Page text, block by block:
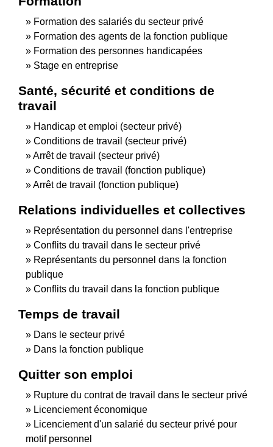
Formation des salariés du secteur privé
Formation des agents de la fonction publique
Formation des personnes handicapées
Stage en entreprise
Santé, sécurité et conditions de
travail
Handicap et emploi (secteur privé)
Conditions de travail (secteur privé)
Arrêt de travail (secteur privé)
Conditions de travail (fonction publique)
Arrêt de travail (fonction publique)
Relations individuelles et collectives
Représentation du personnel dans l'entreprise
Conflits du travail dans le secteur privé
Représentants du personnel dans la fonction
publique
Conflits du travail dans la fonction publique
Temps de travail
Dans le secteur privé
Dans la fonction publique
Quitter son emploi
Rupture du contrat de travail dans le secteur privé
Licenciement économique
Licenciement d'un salarié du secteur privé pour
motif personnel